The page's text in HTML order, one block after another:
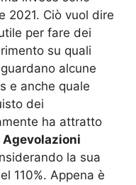
2021. Ciò vuol dire
per fare dei
su quali
alcune
e anche quale
dei
ha attratto
la sua
110%. Appena è